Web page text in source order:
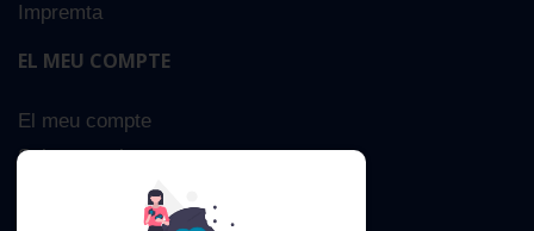
Impremta
EL MEU COMPTE
El meu compte
Sobre nosaltres
Cerca Avançada